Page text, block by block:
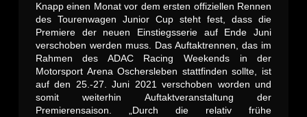
Knapp einen Monat vor dem ersten offiziellen Rennen
des Tourenwagen Junior Cup steht fest, dass die
Premiere der neuen Einstiegsserie auf Ende Juni
verschoben werden muss. Das Auftaktrennen, das im
Rahmen des ADAC Racing Weekends in der
Motorsport Arena Oschersleben stattfinden sollte, ist
auf den 25.-27. Juni 2021 verschoben worden und
somit weiterhin Auftaktveranstaltung der
Premierensaison. „Durch die relativ frühe